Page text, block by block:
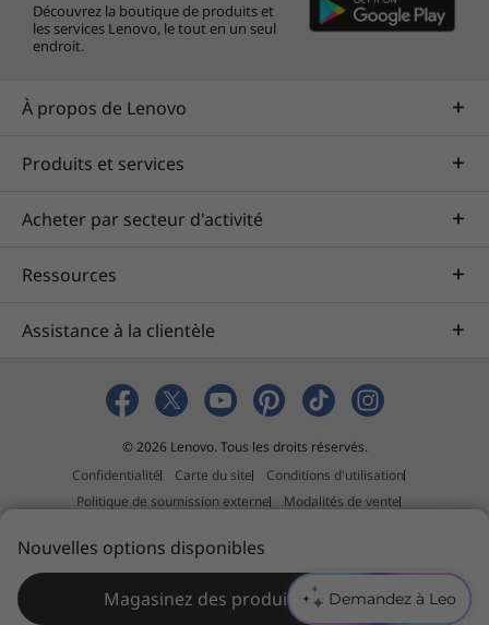
Demandez à Leo
Découvrez la boutique de produits et
les services Lenovo, le tout en un seul
endroit.
À propos de Lenovo
Produits et services
Acheter par secteur d'activité
Ressources
Assistance à la clientèle
© 2026 Lenovo. Tous les droits réservés.
Confidentialité
Carte du site
Conditions d'utilisation
Politique de soumission externe
Modalités de vente
humains
Nouvelles options disponibles
Magasinez des produits similaires
e
s
o